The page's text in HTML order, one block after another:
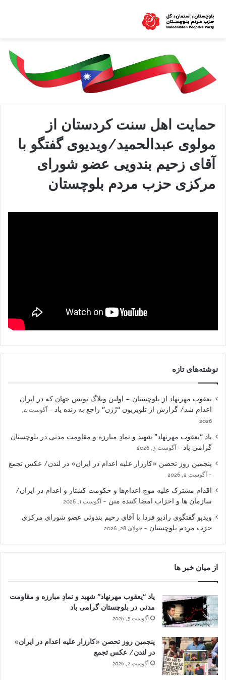
حمایت اهل سنت کردستان از
مولوی عبدالحمید/ویدیوی گفتگو با
آقای زحیم بندویی عضو شورای
مرکزی حزب مردم بلوچستان
نوشته‌های تازه
یعقوب مهرنهاد از بلوچستان – اولین وبلاگ نویس جهان که در ایران
اعدام شد/ گزارش از تلویزیون “رُژن” راجع به زنده یاد
آگوست 4,
2026
یاد “یعقوب مهرنهاد” شهید و نمادِ مبارزه و مقاومت مدنی در بلوچستان
گرامی باد
آگوست 3, 2026
پنجمین روز تحصن «کارزار علیه اعدام در ایران» در لندن/ عکس تجمع
آگوست 2, 2026
اقدام مشترک علیه موج اعدام‌ها و حکومت کشتار و اعدام در ایران/
سازمان ها و احزاب امضا کننده متن
آگوست 1, 2026
ویدیو گفتگوی رادیو فردا با آقای رحیم بندوئی عضو شورای مرکزی
حزب مردم بلوچستان
جولای 28, 2026
از میان خبر ها
یاد “یعقوب مهرنهاد” شهید و نمادِ مبارزه و مقاومت
مدنی در بلوچستان گرامی باد
آگوست 3, 2026
پنجمین روز تحصن «کارزار علیه اعدام در ایران»
در لندن/ عکس تجمع
آگوست 2, 2026